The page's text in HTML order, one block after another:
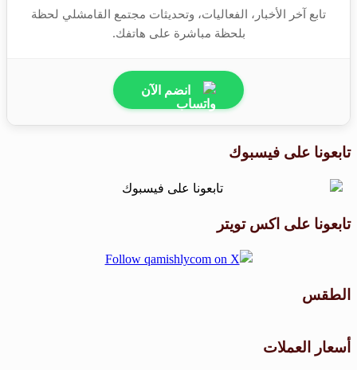
تابع آخر الأخبار، الفعاليات، وتحديثات مجتمع القامشلي لحظة
بلحظة مباشرة على هاتفك.
انضم الآن
تابعونا على فيسبوك
تابعونا على اكس تويتر
الطقس
أسعار العملات